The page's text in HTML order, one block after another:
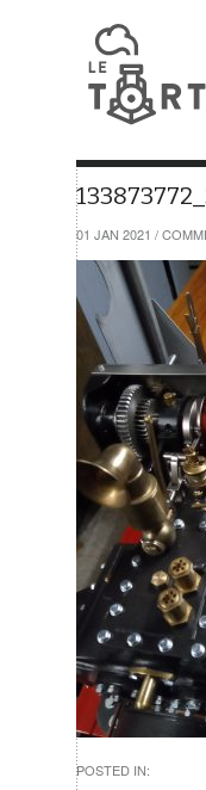
01 JAN 2021 /
POSTED IN: